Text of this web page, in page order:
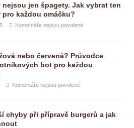
jen špagety. Jak vybrat ten
pro každou omáčku?
Komentáře nejsou povolené
nebo červená? Průvodce
bot pro každou
Komentáře nejsou povolené
chyby při přípravě burgerů a jak